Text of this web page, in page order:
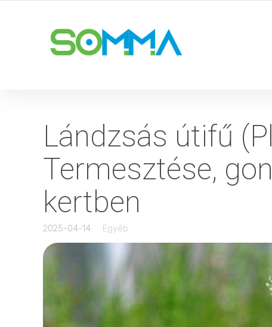
Lándzsás útifű
Termesztése,
kertben
2025-04-14 Egyéb